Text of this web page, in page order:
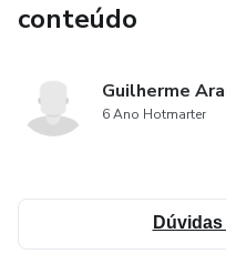
conteúdo
Guilherme
6 Ano Hotmarter